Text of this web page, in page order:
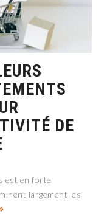
DE
est en forte
largement les